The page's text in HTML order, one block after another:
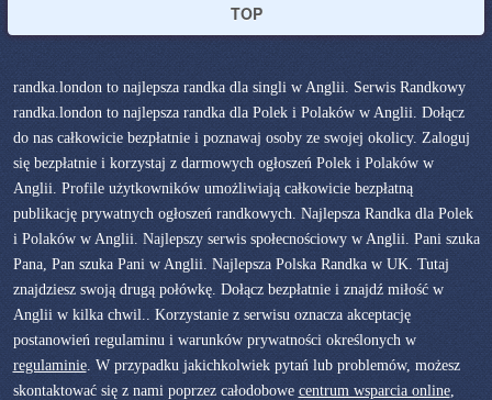
TOP
randka.london to najlepsza randka dla singli w Anglii. Serwis Randkowy
randka.london to najlepsza randka dla Polek i Polaków w Anglii. Dołącz
do nas całkowicie bezpłatnie i poznawaj osoby ze swojej okolicy. Zaloguj
się bezpłatnie i korzystaj z darmowych ogłoszeń Polek i Polaków w
Anglii. Profile użytkowników umożliwiają całkowicie bezpłatną
publikację prywatnych ogłoszeń randkowych. Najlepsza Randka dla Polek
i Polaków w Anglii. Najlepszy serwis społecnościowy w Anglii. Pani szuka
Pana, Pan szuka Pani w Anglii. Najlepsza Polska Randka w UK. Tutaj
znajdziesz swoją drugą połówkę. Dołącz bezpłatnie i znajdź miłość w
Anglii w kilka chwil.. Korzystanie z serwisu oznacza akceptację
postanowień regulaminu i warunków prywatności określonych w
regulaminie. W przypadku jakichkolwiek pytań lub problemów, możesz
skontaktować się z nami poprzez całodobowe centrum wsparcia online,